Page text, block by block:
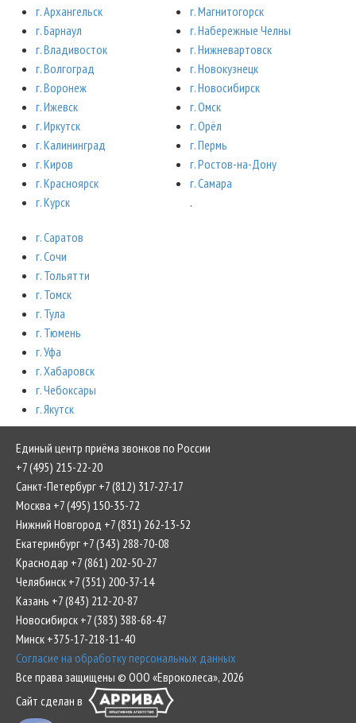
г. Архангельск
г. Барнаул
г. Владивосток
г. Волгоград
г. Воронеж
г. Ижевск
г. Иркутск
г. Калининград
г. Киров
г. Красноярск
г. Курск
г. Магнитогорск
г. Набережные Челны
г. Нижневартовск
г. Новокузнецк
г. Новосибирск
г. Омск
г. Орёл
г. Пермь
г. Ростов-на-Дону
г. Самара
.
г. Саратов
г. Сочи
г. Тольятти
г. Томск
г. Тула
г. Тюмень
г. Уфа
г. Хабаровск
г. Чебоксары
г. Якутск
Единый центр приёма звонков по России
+7 (495) 215-22-20
Санкт-Петербург +7 (812) 317-27-17
Москва +7 (495) 150-35-72
Нижний Новгород +7 (831) 262-13-52
Екатеринбург +7 (343) 288-70-08
Краснодар +7 (861) 202-50-27
Челябинск +7 (351) 200-37-14
Казань +7 (843) 212-20-87
Новосибирск +7 (383) 388-68-47
Минск +375-17-218-11-40
Согласие на обработку персональных данных
Все права защищены © ООО «Евроколеса», 2026
Сайт сделан в